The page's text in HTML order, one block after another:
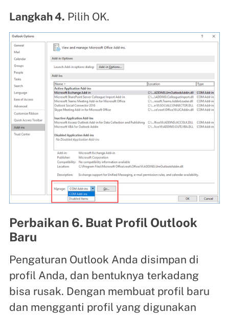
Langkah 4. Pilih OK.
Perbaikan 6. Buat Profil Outlook
Baru
Pengaturan Outlook Anda disimpan di
profil Anda, dan bentuknya terkadang
bisa rusak. Dengan membuat profil baru
dan mengganti profil yang digunakan